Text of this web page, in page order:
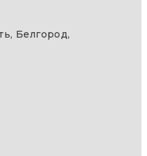
Белгород,